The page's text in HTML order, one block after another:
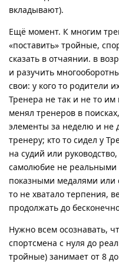
вкладывают).
Ещё момент. К многим
«поставить» тройные,
сказать в отчаянии. в
и разучить
свои: у кого то родители
Тренера не так и не то им
менял тренеров в
элементы за неделю и не
тренеру; кто то сидел у
на судий или
самолюбие не
показными медалями или
то не хватало терпения,
продолжать до
Нужно всем осознавать,
спортсмена с нуля до
тройные) занимает от 8